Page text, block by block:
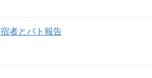
者とパト報告